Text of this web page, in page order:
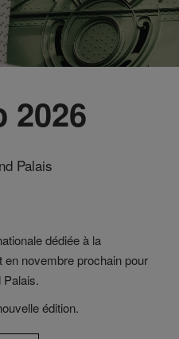
2026
Palais
dédiée à la
en novembre prochain pour
Palais.
édition.